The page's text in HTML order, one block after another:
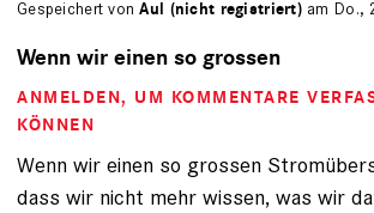
Gespeichert vonAul (nicht registriert)am Do.,
Wenn wir einen so grossen
ANMELDEN, UM KOMMENTARE
KÖNNEN
Wenn wir einen so grossen
dass wir nicht mehr wissen, was wir